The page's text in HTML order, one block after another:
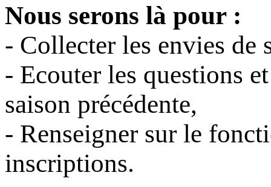
Nous serons là pour :
- Collecter les envies de
- Ecouter les questions
saison précédente,
- Renseigner sur le
inscriptions.